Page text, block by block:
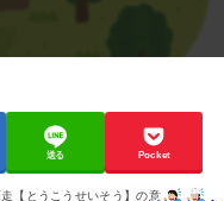
送る Pocket
【とうこうせいそう】の意